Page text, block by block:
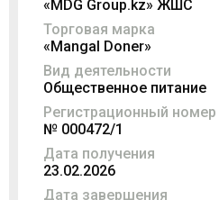
«MDG Group.kz» ЖШС
Торговая марка
«Mangal Doner»
Вид деятельности
Общественное питание
Регистрационный номер
№ 000472/1
Дата получения
23.02.2026
Дата завершения